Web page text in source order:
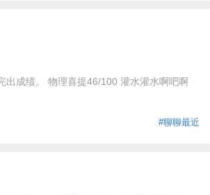
出成绩。 物理喜提46/100 灌水灌水啊吧啊
#聊聊最近